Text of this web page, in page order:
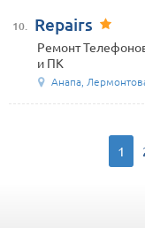
10. Repairs
Ремонт
и ПК
Анапа,
1